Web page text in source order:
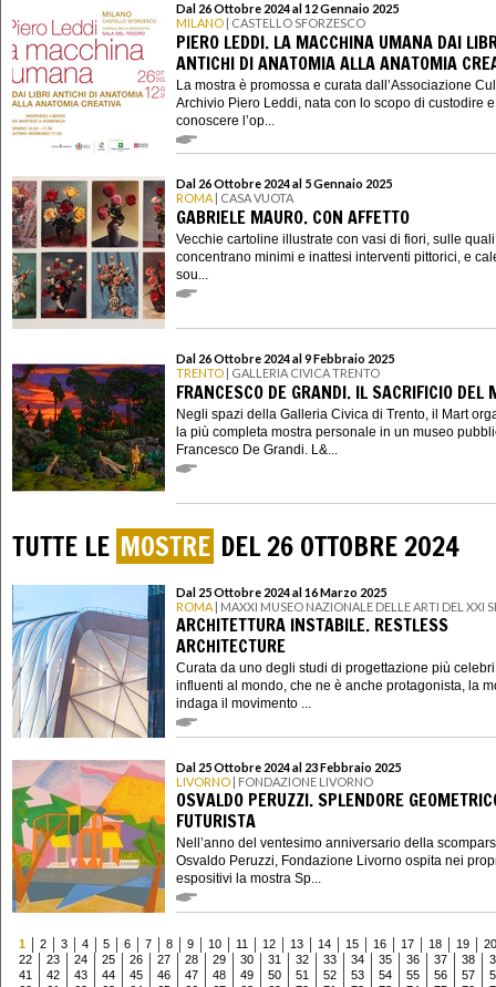
Dal 26 Ottobre 2024 al 12 Gennaio 2025
MILANO | CASTELLO SFORZESCO
PIERO LEDDI. LA MACCHINA UMANA DAI
ANTICHI DI ANATOMIA ALLA ANATOMIA
La mostra è promossa e curata dall’Associazione
Archivio Piero Leddi, nata con lo scopo di custodire
conoscere l’op...
Dal 26 Ottobre 2024 al 5 Gennaio 2025
ROMA | CASA VUOTA
GABRIELE MAURO. CON AFFETTO
Vecchie cartoline illustrate con vasi di fiori, sulle
concentrano minimi e inattesi interventi pittorici, e
sou...
Dal 26 Ottobre 2024 al 9 Febbraio 2025
TRENTO | GALLERIA CIVICA TRENTO
FRANCESCO DE GRANDI. IL SACRIFICIO DEL
Negli spazi della Galleria Civica di Trento, il Mart
la più completa mostra personale in un museo
Francesco De Grandi. L&...
TUTTE LE MOSTRE DEL 26 OTTOBRE 2024
Dal 25 Ottobre 2024 al 16 Marzo 2025
ROMA | MAXXI MUSEO NAZIONALE DELLE ARTI DEL XXI
ARCHITETTURA INSTABILE. RESTLESS
ARCHITECTURE
Curata da uno degli studi di progettazione più
influenti al mondo, che ne è anche protagonista, la
indaga il movimento ...
Dal 25 Ottobre 2024 al 23 Febbraio 2025
LIVORNO | FONDAZIONE LIVORNO
OSVALDO PERUZZI. SPLENDORE
FUTURISTA
Nell’anno del ventesimo anniversario della
Osvaldo Peruzzi, Fondazione Livorno ospita nei
espositivi la mostra Sp...
1 2 3 4 5 6 7 8 9 10 11 12 13 14 15 16 17 18 19
20
22
23 24 25 26 27 28 29 30 31 32 33 34 35 36 37 38
41
42 43 44 45 46 47 48 49 50 51 52 53 54 55 56 57